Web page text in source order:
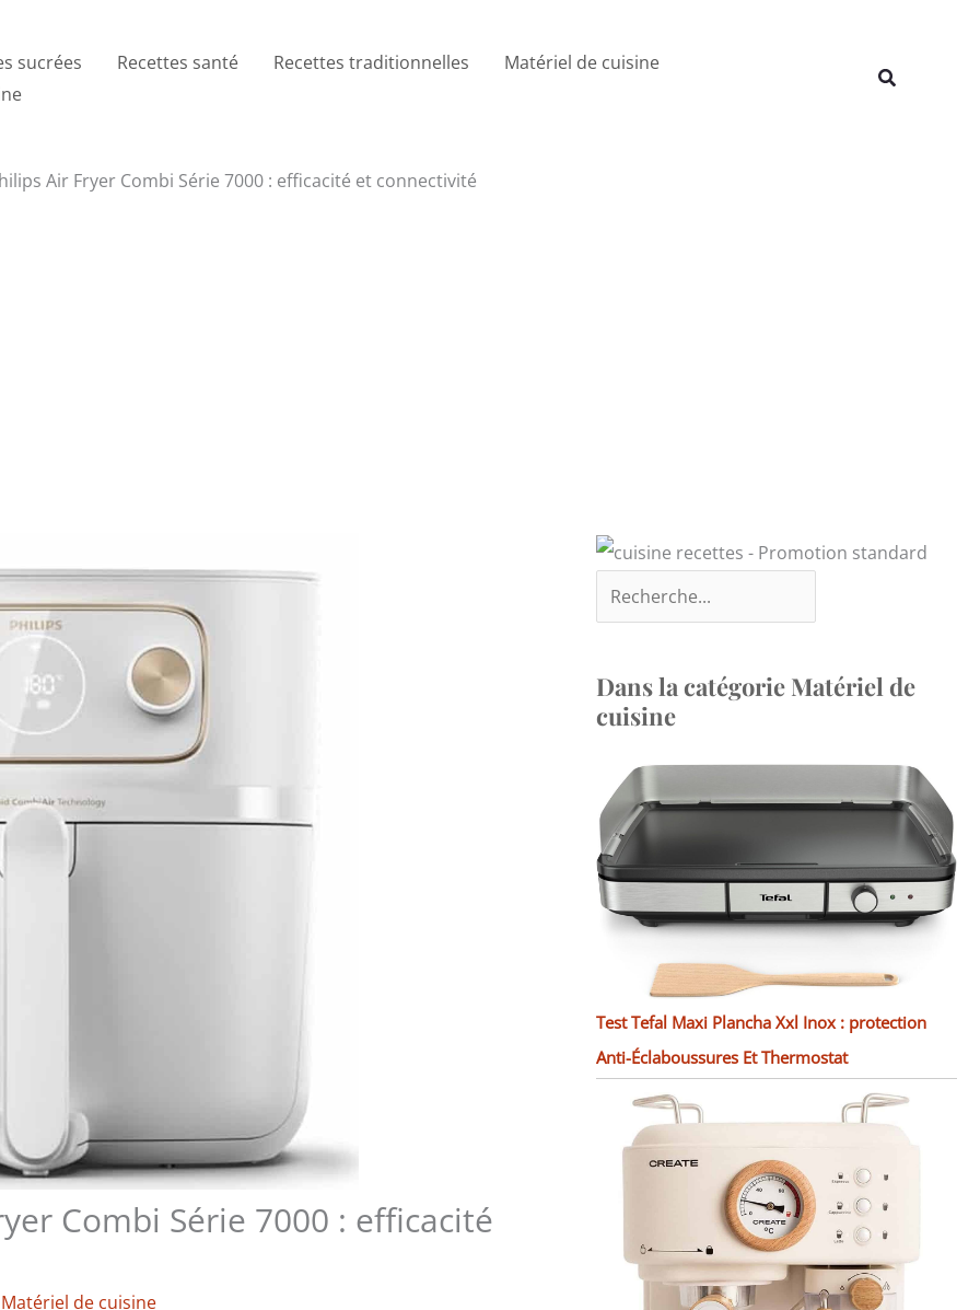
sucrées Recettes santé Recettes traditionnelles
Matériel de cuisine
Rechercher
Air Fryer Combi Série 7000 : efficacité et connectivité
Combi Série 7000 : efficacité
Matériel de cuisine
Dans la catégorie Matériel de
cuisine
Test Tefal Maxi Plancha Xxl Inox : protection
Anti-Éclaboussures Et Thermostat